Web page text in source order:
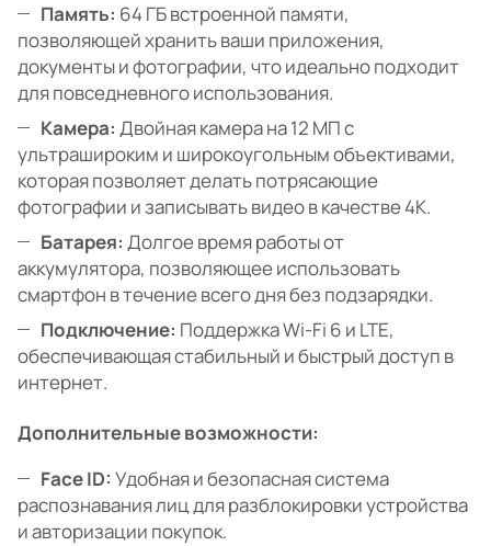
Память: 64 ГБ встроенной памяти,
позволяющей хранить ваши приложения,
документы и фотографии, что идеально подходит
для повседневного использования.
Камера: Двойная камера на 12 МП с
ультрашироким и широкоугольным объективами,
которая позволяет делать потрясающие
фотографии и записывать видео в качестве 4K.
Батарея: Долгое время работы от
аккумулятора, позволяющее использовать
смартфон в течение всего дня без подзарядки.
Подключение: Поддержка Wi-Fi 6 и LTE,
обеспечивающая стабильный и быстрый доступ в
интернет.
Дополнительные возможности:
Face ID: Удобная и безопасная система
распознавания лиц для разблокировки устройства
и авторизации покупок.